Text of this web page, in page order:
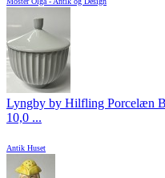
Lyngby by Hilfling Porcelæn
10,0 ...
Antik Huset